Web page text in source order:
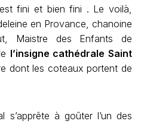
fini et bien fini . Le voilà,
en Provance, chanoine
Maistre des Enfants de
l’insigne cathédrale Saint
dont les coteaux portent de
s’apprête à goûter l’un des